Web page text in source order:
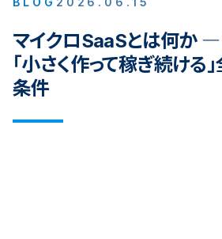
マイクロSaaSとは何か
「小さく作って稼ぎ続ける
条件